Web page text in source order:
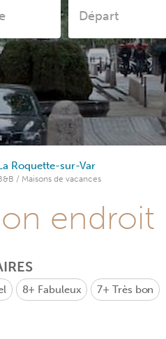
Roquette-sur-Var
/ Maisons de vacances
endroit
8+ Fabuleux 7+Très bon